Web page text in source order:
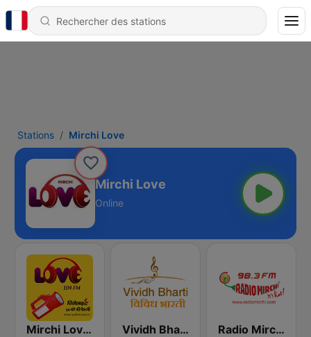
Stations Mirchi Love
Mirchi Love
Online
Mirchi Love Hindi Vividh Bharti (विविध भारती) Radio Mirchi 98.3 FM